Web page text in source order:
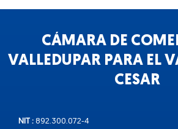
CÁMARA DE
VALLEDUPAR PARA EL
CESAR
NIT : 892.300.072-4